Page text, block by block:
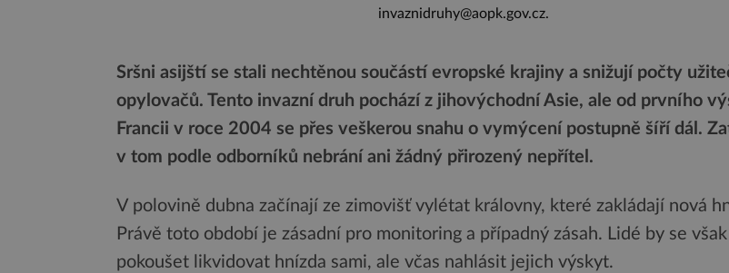
invaznidruhy@aopk.gov.cz.
Sršni asijští se stali nechtěnou součástí evropské krajiny a snižují počty
opylovačů. Tento invazní druh pochází z jihovýchodní Asie, ale od prvního
Francii v roce 2004 se přes veškerou snahu o vymýcení postupně šíří dál.
v tom podle odborníků nebrání ani žádný přirozený nepřítel.
V polovině dubna začínají ze zimovišť vylétat královny, které zakládají nová
Právě toto období je zásadní pro monitoring a případný zásah. Lidé by se
pokoušet likvidovat hnízda sami, ale včas nahlásit jejich výskyt.